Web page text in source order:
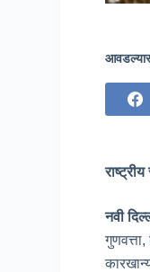
नवी